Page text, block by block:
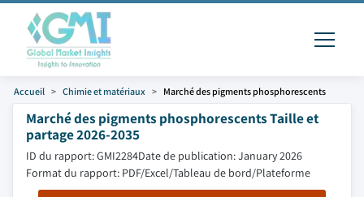
Accueil Chimie et matériaux Marché des pigments phosphorescents
Marché des pigments phosphorescents Taille et
partage 2026-2035
ID du rapport: GMI2284Date de publication: January 2026
Format du rapport: PDF/Excel/Tableau de bord/Plateforme